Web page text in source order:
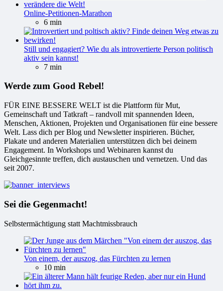
Online-Petitionen-Marathon
6 min
Still und engagiert? Wie du als introvertierte Person politisch
aktiv sein kannst!
7 min
Werde zum Good Rebel!
FÜR EINE BESSERE WELT ist die Plattform für Mut,
Gemeinschaft und Tatkraft – randvoll mit spannenden Ideen,
Menschen, Aktionen, Projekten und Organisationen für eine bessere
Welt. Lass dich per Blog und Newsletter inspirieren. Bücher,
Plakate und anderen Materialien unterstützen dich bei deinem
Engagement. In Workshops und Webinaren kannst du
Gleichgesinnte treffen, dich austauschen und vernetzen. Und das
seit 2007.
Sei die Gegenmacht!
Selbstermächtigung statt Machtmissbrauch
Von einem, der auszog, das Fürchten zu lernen
10 min